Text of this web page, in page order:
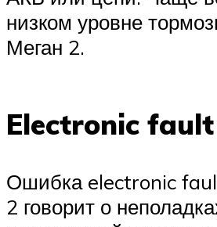
низком уровне
Меган 2.
Electronic fault
Ошибка electronic
2 говорит о